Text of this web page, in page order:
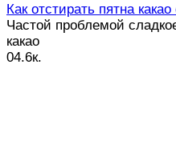
Как отстирать пятна
Частой проблемой
какао
04.6к.